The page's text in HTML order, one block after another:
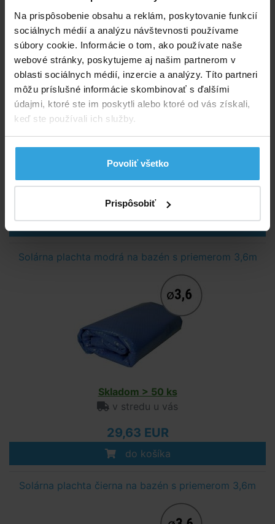
Na prispôsobenie obsahu a reklám, poskytovanie funkcií
sociálnych médií a analýzu návštevnosti používame
súbory cookie. Informácie o tom, ako používate naše
webové stránky, poskytujeme aj našim partnerom v
oblasti sociálnych médií, inzercie a analýzy. Títo partneri
môžu príslušné informácie skombinovať s ďalšími
údajmi, ktoré ste im poskytli alebo ktoré od vás získali,
keď ste používali ich služby.
Povoliť všetko
Prispôsobiť
Podložka pod bazén s priemerom 3,6m
Skladom > 50 ks
v stredu u vás
37,08 EUR
do košíka
Solárna plachta modrá na bazén s priemerom 3,6m
Skladom > 50 ks
v stredu u vás
29,63 EUR
do košíka
Solárna plachta čierna na bazén s priemerom 3,6m